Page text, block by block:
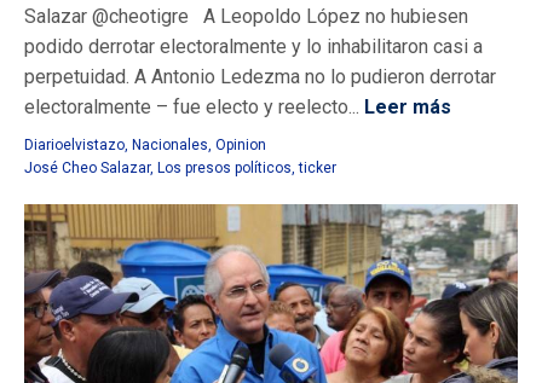
Salazar @cheotigre A Leopoldo López no hubiesen
podido derrotar electoralmente y lo inhabilitaron casi a
perpetuidad. A Antonio Ledezma no lo pudieron derrotar
electoralmente – fue electo y reelecto... Leer más
Diarioelvistazo, Nacionales, Opinion
José Cheo Salazar, Los presos políticos,ticker